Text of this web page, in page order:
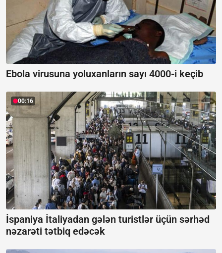
Ebola virusuna yoluxanların sayı 4000-i keçib
00:16
İspaniya İtaliyadan gələn turistlər üçün sərhəd
nəzarəti tətbiq edəcək